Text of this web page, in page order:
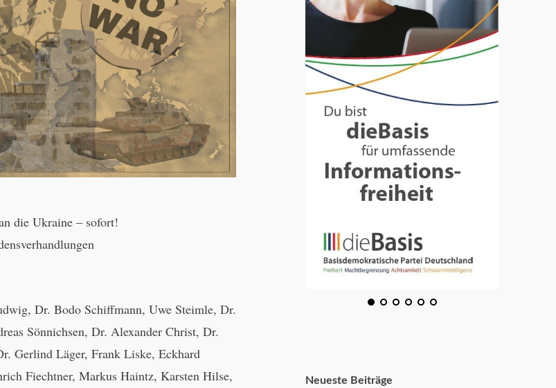
die Ukraine – sofort!
Dr. Bodo Schiffmann, Uwe Steimle, Dr.
Sönnichsen, Dr. Alexander Christ, Dr.
Gerlind Läger, Frank Liske, Eckhard
Fiechtner, Markus Haintz, Karsten Hilse,
Neueste Beiträge